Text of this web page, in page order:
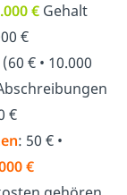
€ Gehalt
€
€ • 10.000
€
: 50 € •
€